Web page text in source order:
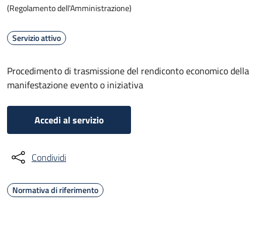
(Regolamento dell'Amministrazione)
Servizio attivo
Procedimento di trasmissione del rendiconto economico della
manifestazione evento o iniziativa
Accedi al servizio
Condividi
Normativa di riferimento